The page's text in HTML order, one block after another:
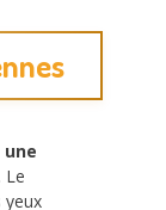
une
. Le
yeux